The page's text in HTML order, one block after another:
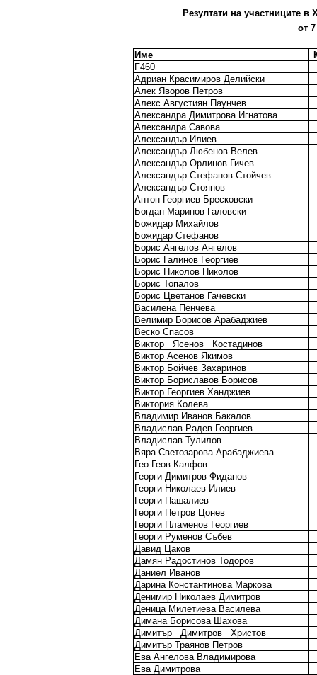
Резултати на участниците
от
Име
F460
Адриан Красимиров Делийски
Алек Яворов Петров
Алекс Августиян Паунчев
Александра Димитрова Игнатова
Александра Савова
Александър Илиев
Александър Любенов Велев
Александър Орлинов Гичев
Александър Стефанов Стойчев
Александър Стоянов
Антон Георгиев Бресковски
Богдан Маринов Галовски
Божидар Михайлов
Божидар Стефанов
Борис Ангелов Ангелов
Борис Галинов Георгиев
Борис Николов Николов
Борис Топалов
Борис Цветанов Гачевски
Василена Пенчева
Велимир Борисов Арабаджиев
Веско Спасов
Виктор
Ясенов
Костадинов
Виктор Асенов Якимов
Виктор Бойчев Захаринов
Виктор Бориславов Борисов
Виктор Георгиев Ханджиев
Виктория Колева
Владимир Иванов Бакалов
Владислав Радев Георгиев
Владислав Тулилов
Вяра Светозарова Арабаджиева
Гео Геов Калфов
Георги Димитров Фиданов
Георги Николаев Илиев
Георги Пашалиев
Георги Петров Цонев
Георги Пламенов Георгиев
Георги Руменов Събев
Давид Цаков
Дамян Радостинов Тодоров
Даниел Иванов
Дарина Константинова Маркова
Денимир Николаев Димитров
Деница Милетиева Василева
Димана Борисова Шахова
Димитър
Димитров
Христов
Димитър Траянов Петров
Ева Ангелова Владимирова
Ева Димитрова